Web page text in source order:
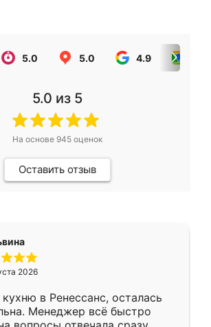
5.0 5.0 4.9
5.0 из 5
На основе 945оценок
Оставить отзыв
2026
в Ренессанс, осталась
Менеджер всё быстро